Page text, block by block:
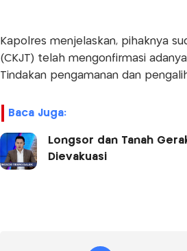
Kapolres menjelaskan, pihaknya
(CKJT) telah mengonfirmasi
Tindakan pengamanan dan
Baca Juga:
Longsor dan Tanah
Dievakuasi